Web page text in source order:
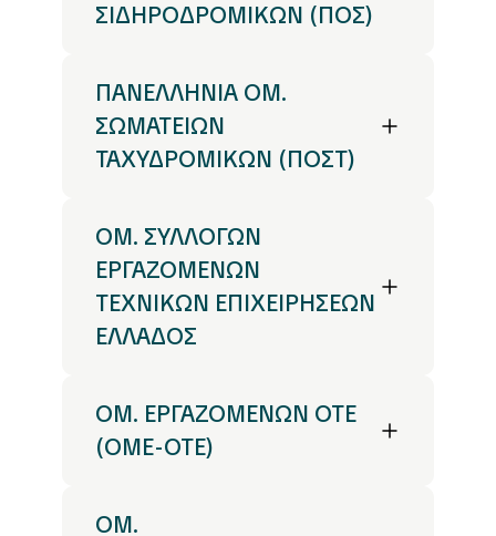
ΣΙΔΗΡΟΔΡΟΜΙΚΩΝ (ΠΟΣ)
ΠΑΝΕΛΛΗΝΙΑ ΟΜ.
ΣΩΜΑΤΕΙΩΝ
ΤΑΧΥΔΡΟΜΙΚΩΝ (ΠΟΣΤ)
ΟΜ. ΣΥΛΛΟΓΩΝ
ΕΡΓΑΖΟΜΕΝΩΝ
ΤΕΧΝΙΚΩΝ ΕΠΙΧΕΙΡΗΣΕΩΝ
ΕΛΛΑΔΟΣ
ΟΜ. ΕΡΓΑΖΟΜΕΝΩΝ ΟΤΕ
(ΟΜΕ-ΟΤΕ)
OM.